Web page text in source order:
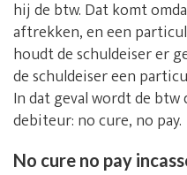
hij de btw. Dat komt
aftrekken, en een
houdt de schuldeiser er
de schuldeiser een
In dat geval wordt de btw
debiteur: no cure, no pay.
No cure no pay